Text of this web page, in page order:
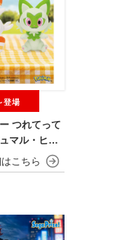
つれてって
マル・ヒバ
登場